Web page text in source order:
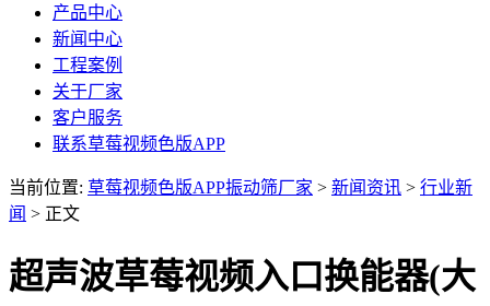
产品中心
新闻中心
工程案例
关于厂家
客户服务
联系草莓视频色版APP
当前位置: 草莓视频色版APP振动筛厂家 > 新闻资讯 > 行业新
闻 > 正文
超声波草莓视频入口换能器(大